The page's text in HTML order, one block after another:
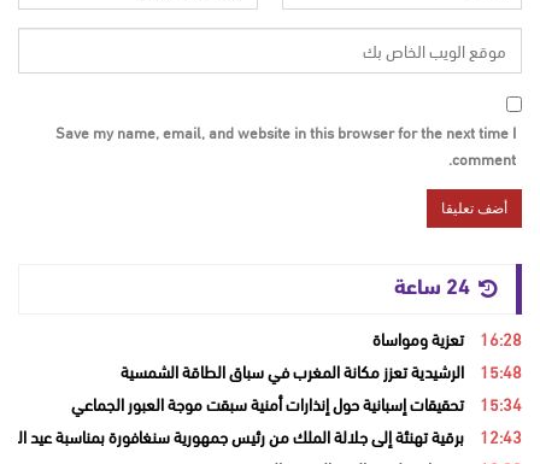
Save my name, email, and website in this browser for the next time I
comment.
16:28 تعزية ومواساة
15:48 الرشيدية تعزز مكانة المغرب في سباق الطاقة الشمسية
15:34 تحقيقات إسبانية حول إنذارات أمنية سبقت موجة العبور الجماعي
12:43 برقية تهنئة إلى جلالة الملك من رئيس جمهورية سنغافورة بمناسبة عيد